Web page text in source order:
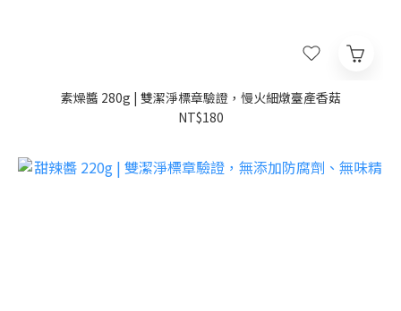
素燥醬 280g | 雙潔淨標章驗證，慢火細燉臺產香菇
NT$180